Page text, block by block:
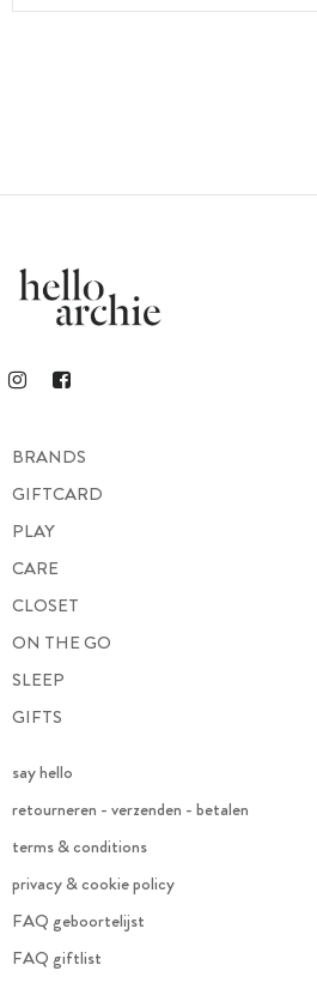
BRANDS
GIFTCARD
PLAY
CARE
CLOSET
ON THE GO
SLEEP
GIFTS
say hello
retourneren - verzenden - betalen
terms & conditions
privacy & cookie policy
FAQ geboortelijst
FAQ giftlist